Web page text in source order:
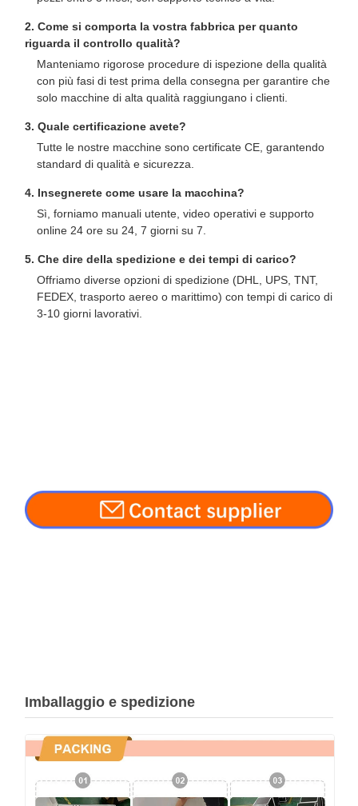
2. Come si comporta la vostra fabbrica per quanto
riguarda il controllo qualità?
Manteniamo rigorose procedure di ispezione della qualità
con più fasi di test prima della consegna per garantire che
solo macchine di alta qualità raggiungano i clienti.
3. Quale certificazione avete?
Tutte le nostre macchine sono certificate CE, garantendo
standard di qualità e sicurezza.
4. Insegnerete come usare la macchina?
Sì, forniamo manuali utente, video operativi e supporto
online 24 ore su 24, 7 giorni su 7.
5. Che dire della spedizione e dei tempi di carico?
Offriamo diverse opzioni di spedizione (DHL, UPS, TNT,
FEDEX, trasporto aereo o marittimo) con tempi di carico di
3-10 giorni lavorativi.
Imballaggio e spedizione